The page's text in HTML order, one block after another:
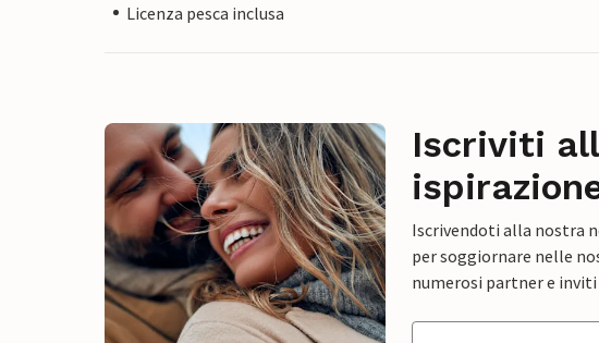
Licenza pesca inclusa
Iscriviti
Iscrivendoti alla nostra
per soggiornare nelle
numerosi partner e